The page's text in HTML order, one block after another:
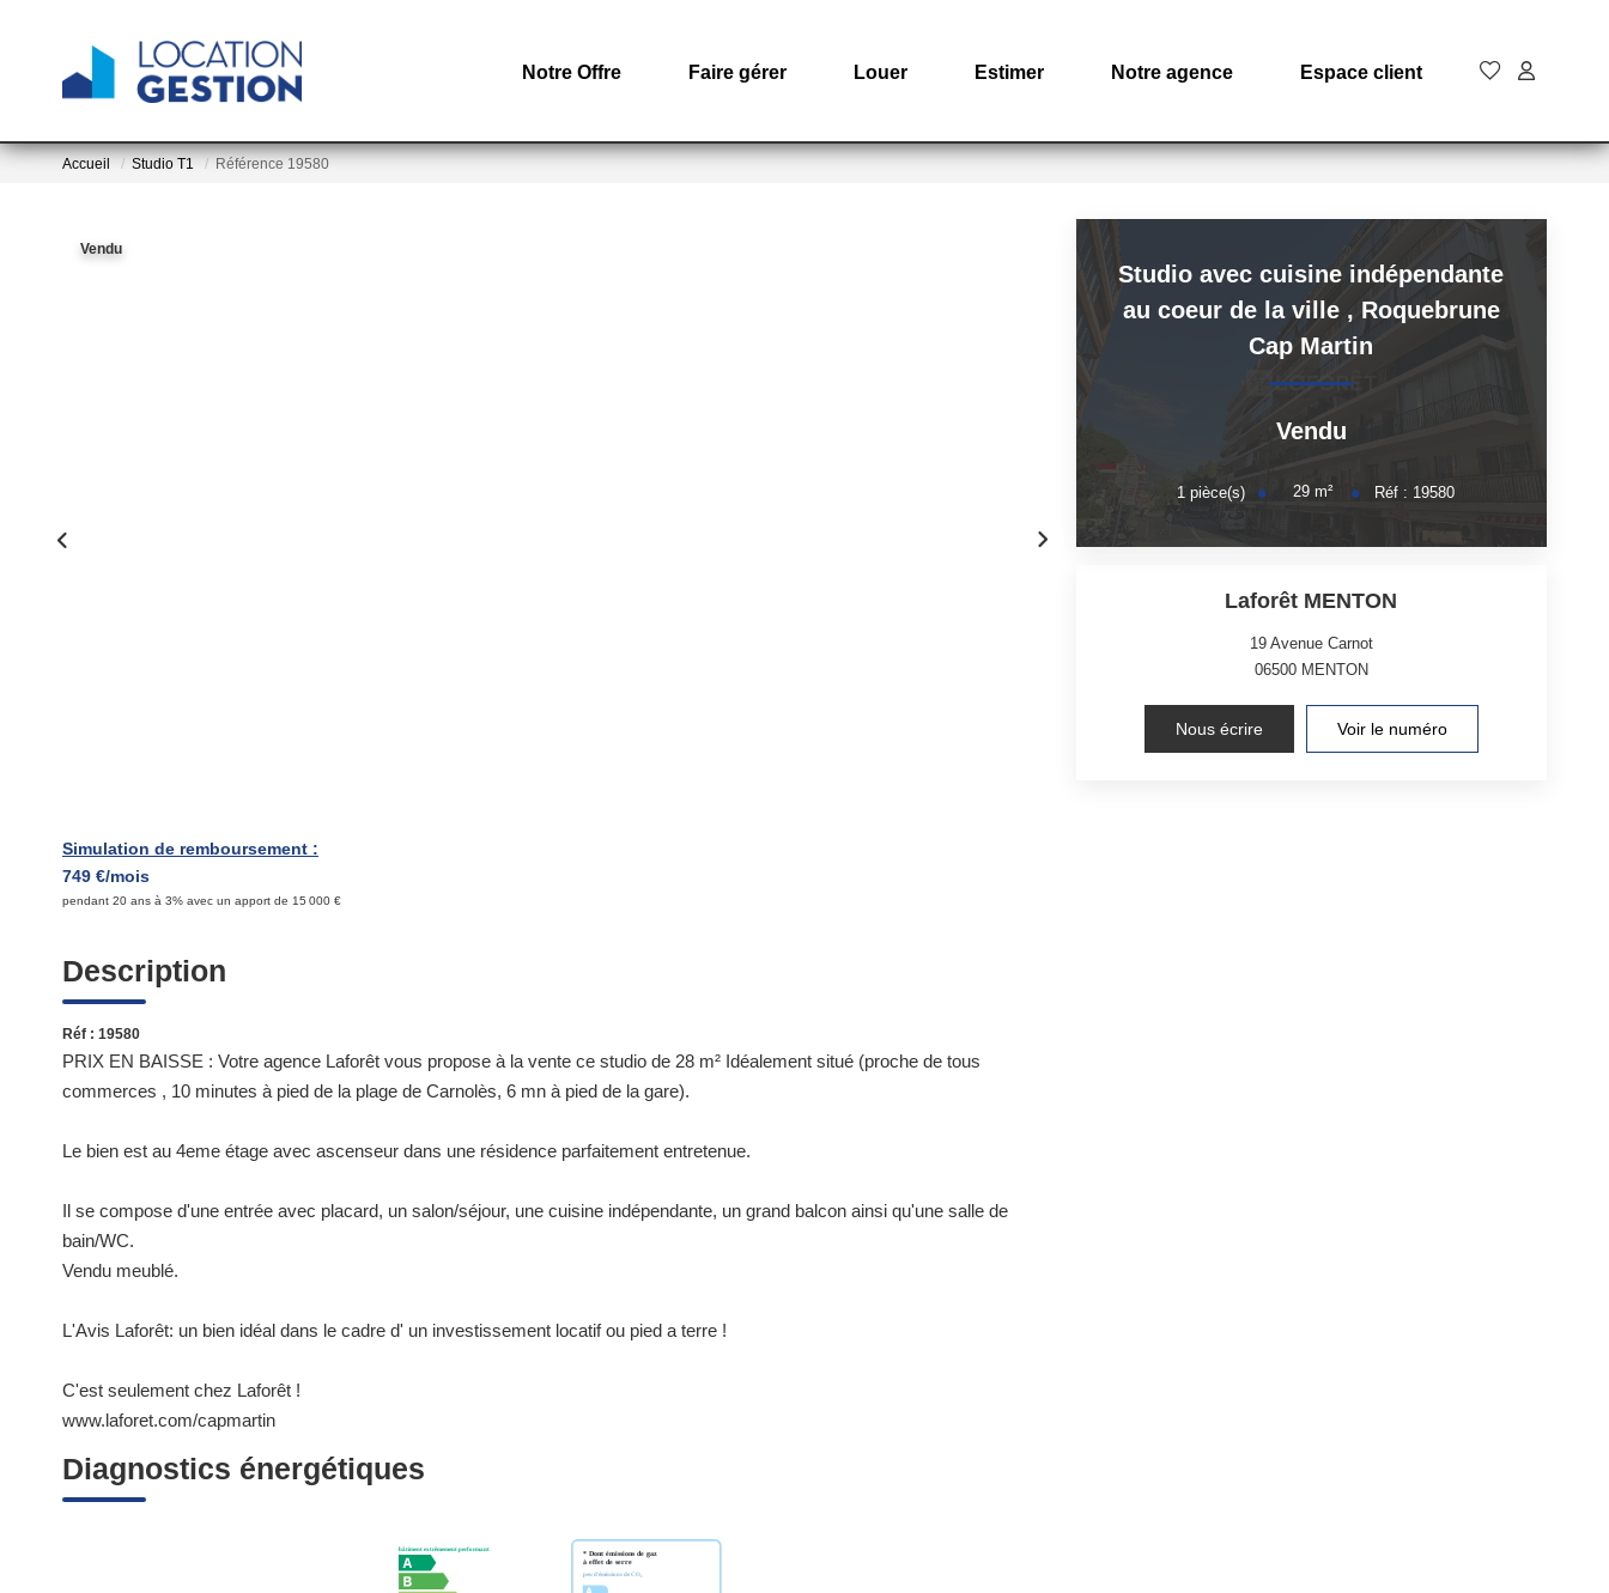
Notre Offre Faire gérer Louer Estimer Notre agence Espace client
Accueil Studio T1 Référence 19580
Vendu
Simulation de remboursement :
749 €/mois
pendant 20 ans à 3% avec un apport de 15 000 €
Description
Réf : 19580
PRIX EN BAISSE : Votre agence Laforêt vous propose à la vente ce studio de 28 m² Idéalement situé (proche de tous
commerces , 10 minutes à pied de la plage de Carnolès, 6 mn à pied de la gare).
Le bien est au 4eme étage avec ascenseur dans une résidence parfaitement entretenue.
Il se compose d'une entrée avec placard, un salon/séjour, une cuisine indépendante, un grand balcon ainsi qu'une salle de
bain/WC.
Vendu meublé.
L'Avis Laforêt: un bien idéal dans le cadre d' un investissement locatif ou pied a terre !
C'est seulement chez Laforêt !
www.laforet.com/capmartin
Diagnostics énergétiques
Studio avec cuisine indépendante
au coeur de la ville , Roquebrune
Cap Martin
Vendu
1pièce(s) 29m² Réf : 19580
Laforêt MENTON
19 Avenue Carnot
06500 MENTON
Nous écrire Voir le numéro